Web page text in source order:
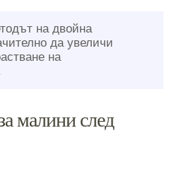
на двойна
да увеличи
на
малини след